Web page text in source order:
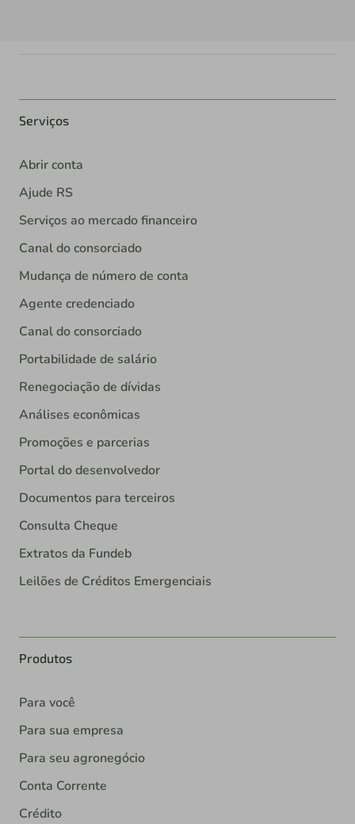
Serviços
Abrir conta
Ajude RS
Serviços ao mercado financeiro
Canal do consorciado
Mudança de número de conta
Agente credenciado
Canal do consorciado
Portabilidade de salário
Renegociação de dívidas
Análises econômicas
Promoções e parcerias
Portal do desenvolvedor
Documentos para terceiros
Consulta Cheque
Extratos da Fundeb
Leilões de Créditos Emergenciais
Produtos
Para você
Para sua empresa
Para seu agronegócio
Conta Corrente
Crédito